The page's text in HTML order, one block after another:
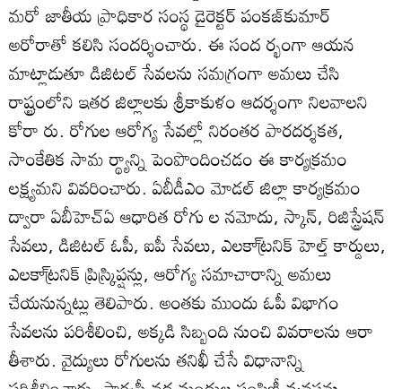
మరో జాతీయ ప్రాధికార సంస్థ డైరెక్టర్‌ పంకజ్‌కుమార్‌
అరోరాతో కలిసి సందర్శించారు. ఈ సంద ర్భంగా ఆయన
మాట్లాడుతూ డిజిటల్‌ సేవలను సమగ్రంగా అమలు చేసి
రాష్ట్రంలోని ఇతర జిల్లాలకు శ్రీకాకుళం ఆదర్శంగా నిలవాలని
కోరా రు. రోగుల ఆరోగ్య సేవల్లో నిరంతర పారదర్శకత,
సాంకేతిక సామ ర్థ్యాన్ని పెంపొందించడం ఈ కార్యక్రమం
లక్ష్యమని వివరించారు. ఏబీడీఎం మోడల్‌ జిల్లా కార్యక్రమం
ద్వారా ఏబీహెచ్‌ఏ ఆధారిత రోగు ల నమోదు, స్కాన్‌, రిజిస్ట్రేషన్‌
సేవలు, డిజిటల్‌ ఓపీ, ఐపీ సేవలు, ఎలకా్ట్రనిక్‌ హెల్త్‌ కార్డులు,
ఎలకా్ట్రనిక్‌ ప్రిస్ర్కిప్షన్లు, ఆరోగ్య సమాచారాన్ని అమలు
చేయనున్నట్లు తెలిపారు. అంతకు ముందు ఓపీ విభాగం
సేవలను పరిశీలించి, అక్కడి సిబ్బంది నుంచి వివరాలను ఆరా
తీశారు. వైద్యులు రోగులను తనిఖీ చేసే విధానాన్ని